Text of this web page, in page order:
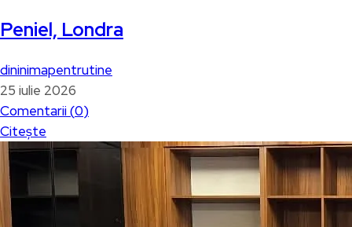
Peniel, Londra
dininimapentrutine
25 iulie 2026
Comentarii (0)
Citește